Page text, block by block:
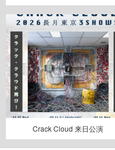
Crack Cloud 来日公演